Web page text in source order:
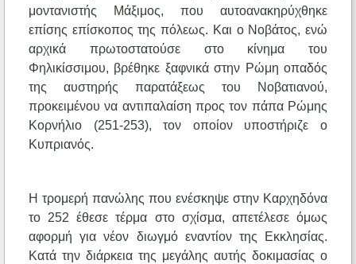
μοντανιστής Μάξιμος, που αυτοανακηρύχθηκε
επίσης επίσκοπος της πόλεως. Και ο Νοβάτος, ενώ
αρχικά πρωτοστατούσε στο κίνημα του
Φηλικίσσιμου, βρέθηκε ξαφνικά στην Ρώμη οπαδός
της αυστηρής παρατάξεως του Νοβατιανού,
προκειμένου να αντιπαλαίση προς τον πάπα Ρώμης
Κορνήλιο (251-253), τον οποίον υποστήριζε ο
Κυπριανός.
Η τρομερή πανώλης που ενέσκηψε στην Καρχηδόνα
το 252 έθεσε τέρμα στο σχίσμα, απετέλεσε όμως
αφορμή για νέον διωγμό εναντίον της Εκκλησίας.
Κατά την διάρκεια της μεγάλης αυτής δοκιμασίας ο